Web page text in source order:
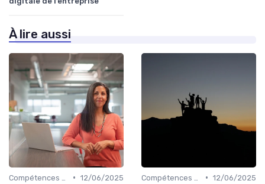
À lire aussi
• 12/06/2025
• 12/06/2025